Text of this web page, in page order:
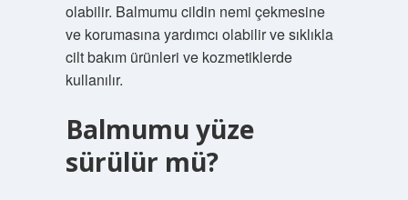
olabilir. Balmumu cildin nemi çekmesine
ve korumasına yardımcı olabilir ve sıklıkla
cilt bakım ürünleri ve kozmetiklerde
kullanılır.
Balmumu yüze
sürülür mü?